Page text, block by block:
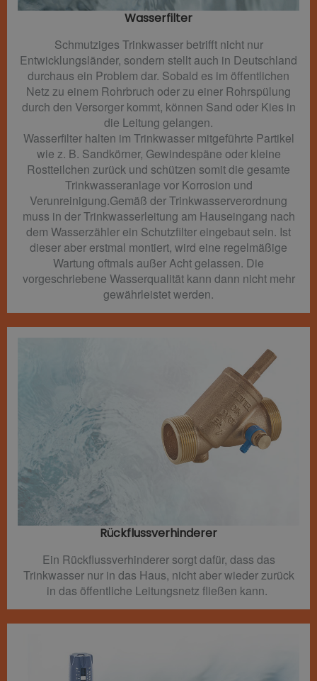
Wasserfilter​
Schmutziges Trinkwasser betrifft nicht nur
Entwicklungsländer, sondern stellt auch in Deutschland
durchaus ein Problem dar. Sobald es im öffentlichen
Netz zu einem Rohrbruch oder zu einer Rohrspülung
durch den Versorger kommt, können Sand oder Kies in
die Leitung gelangen.
Wasserfilter halten im Trinkwasser mitgeführte Partikel
wie z. B. Sandkörner, Gewindespäne oder kleine
Rostteilchen zurück und schützen somit die gesamte
Trinkwasseranlage vor Korrosion und
Verunreinigung.Gemäß der Trinkwasserverordnung
muss in der Trinkwasserleitung am Hauseingang nach
dem Wasserzähler ein Schutzfilter eingebaut sein. Ist
dieser aber erstmal montiert, wird eine regelmäßige
Wartung oftmals außer Acht gelassen. Die
vorgeschriebene Wasserqualität kann dann nicht mehr
gewährleistet werden.
Rückflussverhinderer​
Ein Rückflussverhinderer sorgt dafür, dass das
Trinkwasser nur in das Haus, nicht aber wieder zurück
in das öffentliche Leitungsnetz fließen kann.